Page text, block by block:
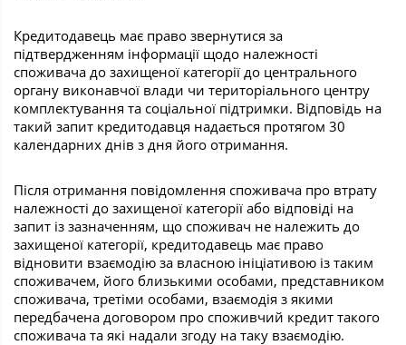
Кредитодавець має право звернутися за
підтвердженням інформації щодо належності
споживача до захищеної категорії до центрального
органу виконавчої влади чи територіального центру
комплектування та соціальної підтримки. Відповідь на
такий запит кредитодавця надається протягом 30
календарних днів з дня його отримання.
Після отримання повідомлення споживача про втрату
належності до захищеної категорії або відповіді на
запит із зазначенням, що споживач не належить до
захищеної категорії, кредитодавець має право
відновити взаємодію за власною ініціативою із таким
споживачем, його близькими особами, представником
споживача, третіми особами, взаємодія з якими
передбачена договором про споживчий кредит такого
споживача та які надали згоду на таку взаємодію.